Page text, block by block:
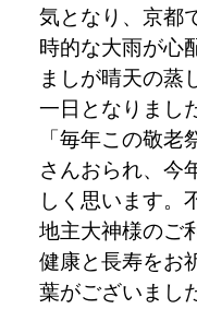
気となり、京都
時的な大雨が心
ましが晴天の蒸
一日となりまし
「毎年この敬
さんおられ、今
しく思います。
地主大神様のご
健康と長寿をお
葉がございまし